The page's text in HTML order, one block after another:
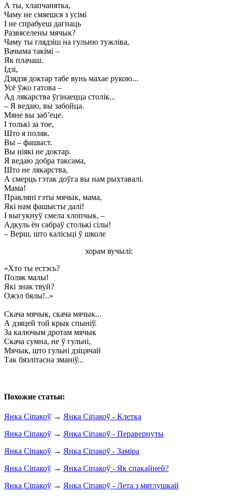
А ты, хлапчанятка,
Чаму не смяешся з усімі
I не спрабуеш дагнаць
Развяселены мячык?
Чаму ты глядзіш на гульню тужліва,
Вачыма такімі –
Як плачаш.
Ідзі,
Дзядзя доктар табе вунь махае рукою...
Усё ўжо гатова –
Ад лякарства ўгінаецца столік...
– Я ведаю, вы забойца.
Мяне вы заб’еце.
I толькі за тое,
Што я поляк.
Вы – фашыст.
Вы ніякі не доктар.
Я ведаю добра таксама,
Што не лякарства,
А смерць гэтак доўга вы нам рыхтавалі.
Мама!
Пракляні гэты мячык, мама,
Які нам фашысты далі!
I выгукнуў смела хлопчык, –
Адкуль ён сабраў столькі сілы!
– Верш, што калісьці ў школе
хорам вучылі:
«Хто ты естэсь?
Поляк малы!
Які знак твуй?
Ожэл бялы!..»
Скача мячык, скача мячык...
А дзяцей той крык спыніў.
За калючым дротам мячык
Скача сумна, не ў гульні,
Мячык, што гульні дзіцячай
Так бязлітасна зманіў...
Похожие статьи:
Янка Сіпакоў → Янка Сіпакоў - Клетка
Янка Сіпакоў → Янка Сіпакоў - Перавернуты
Янка Сіпакоў → Янка Сіпакоў - Заміра
Янка Сіпакоў → Янка Сіпакоў - Як спакайней?
Янка Сіпакоў → Янка Сіпакоў - Лета з мятлушкай